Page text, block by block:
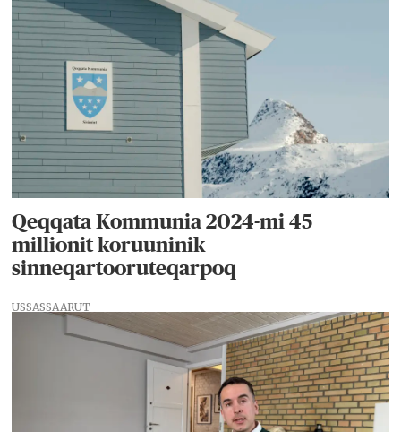
Qeqqata Kommunia 2024-mi 45
millionit koruuninik
sinneqartooruteqarpoq
USSASSAARUT